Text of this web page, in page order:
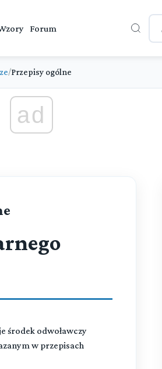
Forum
/Przepisy ogólne
ad
środek odwoławczy
w przepisach